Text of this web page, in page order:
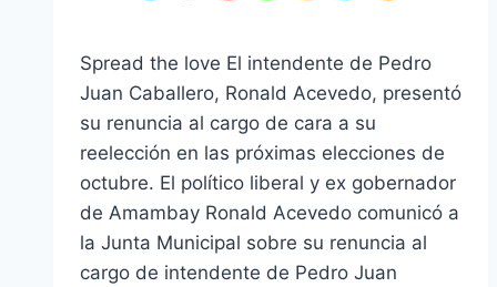
Spread the love El intendente de Pedro
Juan Caballero, Ronald Acevedo, presentó
su renuncia al cargo de cara a su
reelección en las próximas elecciones de
octubre. El político liberal y ex gobernador
de Amambay Ronald Acevedo comunicó a
la Junta Municipal sobre su renuncia al
cargo de intendente de Pedro Juan